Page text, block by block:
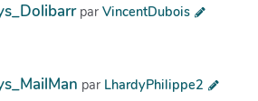
par VincentDubois
par LhardyPhilippe2